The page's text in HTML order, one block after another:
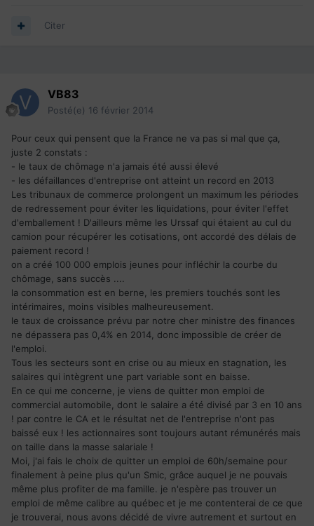
Citer
VB83
Posté(e) 16 février 2014
Pour ceux qui pensent que la France ne va pas si mal que ça,
juste 2 constats :
- le taux de chômage n'a jamais été aussi élevé
- les défaillances d'entreprise ont atteint un record en 2013
Les tribunaux de commerce prolongent un maximum les périodes
de redressement pour éviter les liquidations, pour éviter l'effet
d'emballement ! D'ailleurs même les Urssaf qui étaient au cul du
camion pour récupérer les cotisations, ont accordé des délais de
paiement record !
on a créé 100 000 emplois jeunes pour infléchir la courbe du
chômage, sans succès ....
la consommation est en berne, les premiers touchés sont les
intérimaires, moins visibles malheureusement.
le taux de croissance prévu par notre cher ministre des finances
ne dépassera pas 0,4% en 2014, donc impossible de créer de
l'emploi.
Tous les secteurs sont en crise ou au mieux en stagnation, les
salaires qui intègrent une part variable sont en baisse.
En ce qui me concerne, je viens de quitter mon emploi de
commercial automobile, dont le salaire a été divisé par 3 en 10 ans
! par contre le CA et le résultat net de l'entreprise n'ont pas
baissé eux ! les actionnaires sont toujours autant rémunérés mais
on taille dans la masse salariale !
Moi, j'ai fais le choix de quitter un emploi de 60h/semaine pour
finalement à peine plus qu'un Smic, grâce auquel je ne pouvais
même plus profiter de ma famille. je n'espère pas trouver un
emploi de même calibre au québec et je me contenterai de ce que
je trouverai, nous avons décidé de vivre autrement et surtout en